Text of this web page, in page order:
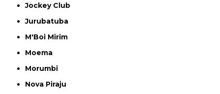
Jockey Club
Jurubatuba
M'Boi Mirim
Moema
Morumbi
Nova Piraju